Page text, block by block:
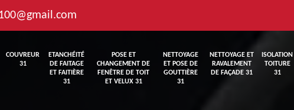
COUVREUR
31
ETANCHÉITÉ
DE FAITAGE
ET FAITIÈRE
31
POSE ET
CHANGEMENT DE
FENÊTRE DE TOIT
ET VELUX 31
NETTOYAGE
ET POSE DE
GOUTTIÈRE
31
NETTOYAGE ET
RAVALEMENT
DE FAÇADE 31
ISOLATION
TOITURE
31